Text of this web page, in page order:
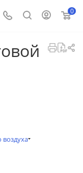
0
воздуха